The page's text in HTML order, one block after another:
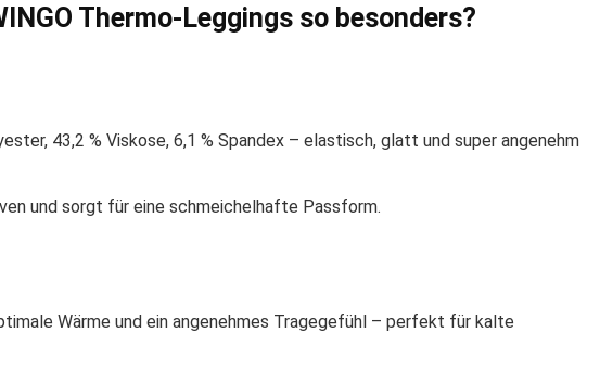
Thermo-Leggings so besonders?
43,2 % Viskose, 6,1 % Spandex – elastisch, glatt und super angenehm
und sorgt für eine schmeichelhafte Passform.
Wärme und ein angenehmes Tragegefühl – perfekt für kalte